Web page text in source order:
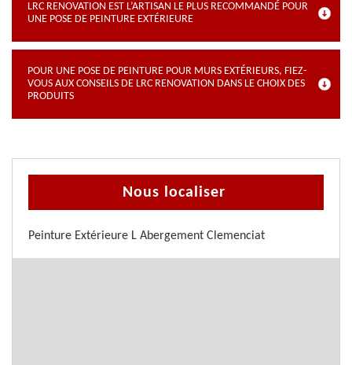
LRC RENOVATION EST L’ARTISAN LE PLUS RECOMMANDÉ POUR
UNE POSE DE PEINTURE EXTÉRIEURE
POUR UNE POSE DE PEINTURE POUR MURS EXTÉRIEURS, FIEZ-
VOUS AUX CONSEILS DE LRC RENOVATION DANS LE CHOIX DES
PRODUITS
Nous localiser
Peinture Extérieure L Abergement Clemenciat